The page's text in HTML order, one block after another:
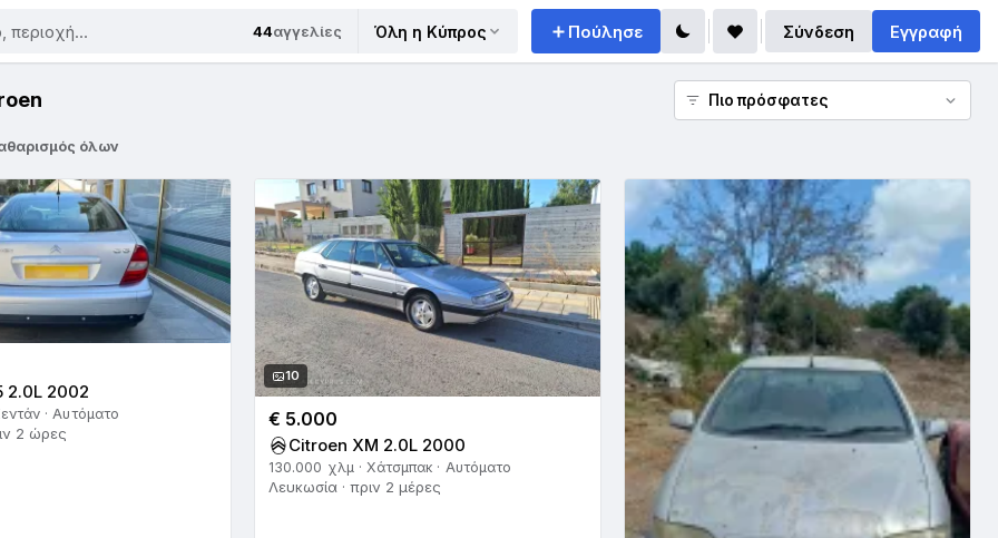
44αγγελίες Όλη η Κύπρος Πούλησε Σύνδεση Εγγραφή
όλων
2.0L 2002
· Αυτόματο
2 ώρες
10
€ 5.000
Citroen XM 2.0L 2000
130.000 χλμ · Χάτσμπακ · Αυτόματο
Λευκωσία · πριν 2 μέρες